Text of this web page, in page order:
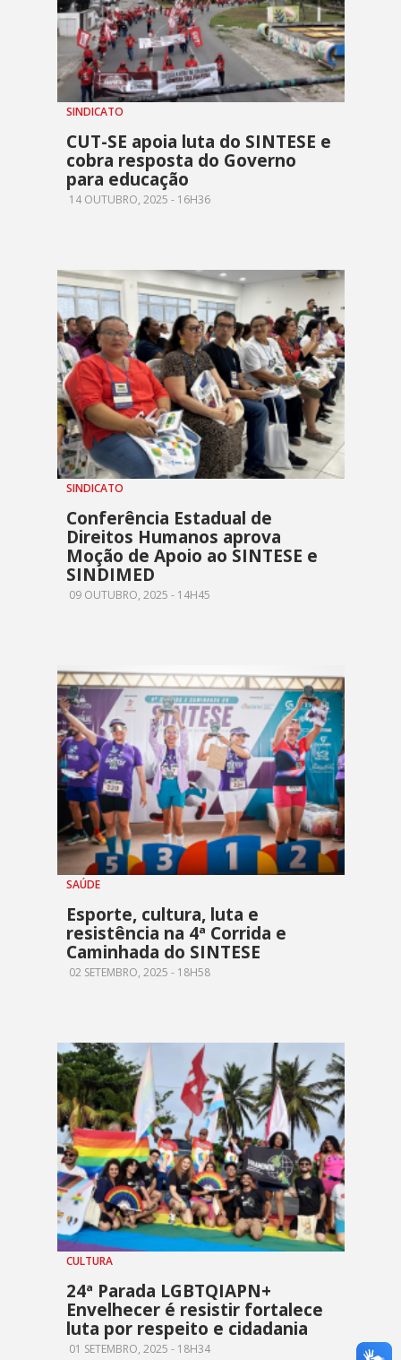
SINDICATO
CUT-SE apoia luta do SINTESE e
cobra resposta do Governo
para educação
14 OUTUBRO, 2025 - 16H36
SINDICATO
Conferência Estadual de
Direitos Humanos aprova
Moção de Apoio ao SINTESE e
SINDIMED
09 OUTUBRO, 2025 - 14H45
SAÚDE
Esporte, cultura, luta e
resistência na 4ª Corrida e
Caminhada do SINTESE
02 SETEMBRO, 2025 - 18H58
CULTURA
24ª Parada LGBTQIAPN+
Envelhecer é resistir fortalece
luta por respeito e cidadania
01 SETEMBRO, 2025 - 18H34